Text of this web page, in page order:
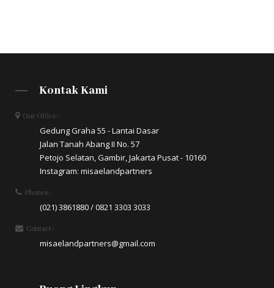
Kontak Kami
Our Office :
Gedung Graha 55 - Lantai Dasar
Jalan Tanah Abang II No. 57
Petojo Selatan, Gambir, Jakarta Pusat - 10160
Instagram: misaelandpartners
Phones :
(021) 3861880 / 0821 3303 3033
Contact :
misaelandpartners@gmail.com